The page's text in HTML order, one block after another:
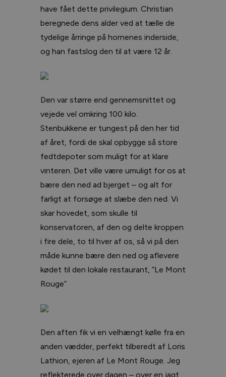
have fået dette privilegium. Christian
beregnede dens alder ved at tælle de
tydelige årringe på hornenes inderside,
og han fastslog den til at være 12 år.
Den var større end gennemsnittet og
vejede vel omkring 100 kilo.
Stenbukkene er tungest på den her tid
af året, fordi de skal opbygge så store
fedtdepoter som muligt for at klare
vinteren. Det ville være umuligt for os at
bære den ned ad bjerget – og alt for
farligt at forsøge at slæbe den ned. Vi
skar hovedet, som skulle til
konservatoren, af den og delte kroppen
i fire dele, to til hver af os, så vi på den
måde kunne bære den ned og aflevere
kødet til den lokale restaurant, ”Le Mont
Rouge”
Den aften fik vi en velhængt kølle fra en
anden vædder, perfekt tilberedt af Loris
Lathion, ejeren af Le Mont Rouge. Jeg
reflekterede over dagen – over en jagt,